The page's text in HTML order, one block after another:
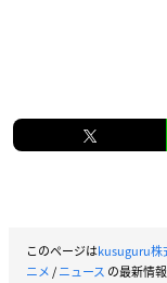
このページはkusuguru株
ニメ/ニュース の最新情